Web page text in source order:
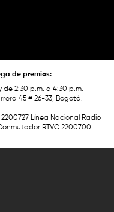
de premios:
de 2:30 p.m. a 4:30 p.m.
45 # 26-33, Bogotá.
Línea Nacional Radio
RTVC 2200700